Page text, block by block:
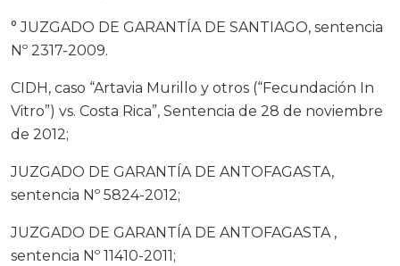
° JUZGADO DE GARANTÍA DE SANTIAGO, sentencia
Nº 2317-2009.
CIDH, caso “Artavia Murillo y otros (“Fecundación In
Vitro”) vs. Costa Rica”, Sentencia de 28 de noviembre
de 2012;
JUZGADO DE GARANTÍA DE ANTOFAGASTA,
sentencia Nº 5824-2012;
JUZGADO DE GARANTÍA DE ANTOFAGASTA ,
sentencia Nº 11410-2011;